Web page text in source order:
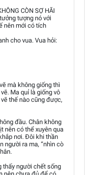
CÒN SỢ HÃI
tượng nó với
nên mới có tích
cho vua. Vua hỏi:
mà không giống thì
Ma quỉ là giống vô
thế nào cũng được,
đầu. Chân không
nên có thể xuyên qua
nơi. Đôi khi thần
người ra ma, “nhìn cò
thấy người chết sống